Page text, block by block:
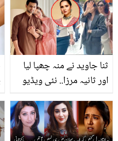
5 گھریلو نسخے
ثنا جاوید نے منہ چھپا لیا
اور ثانیہ مرزا.. نئی ویڈیو
پھر دونوں کا موازنہ کرنے
لگے